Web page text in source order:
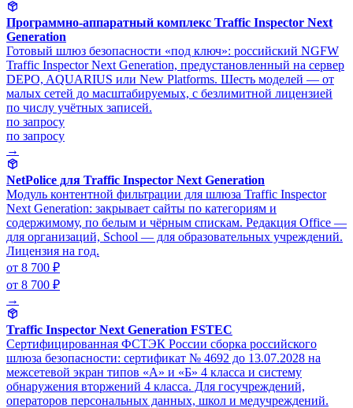
Программно-аппаратный комплекс Traffic Inspector Next
Generation
Готовый шлюз безопасности «под ключ»: российский NGFW
Traffic Inspector Next Generation, предустановленный на сервер
DEPO, AQUARIUS или New Platforms. Шесть моделей — от
малых сетей до масштабируемых, с безлимитной лицензией
по числу учётных записей.
по запросу
по запросу
→
NetPolice для Traffic Inspector Next Generation
Модуль контентной фильтрации для шлюза Traffic Inspector
Next Generation: закрывает сайты по категориям и
содержимому, по белым и чёрным спискам. Редакция Office —
для организаций, School — для образовательных учреждений.
Лицензия на год.
от 8 700 ₽
от 8 700 ₽
→
Traffic Inspector Next Generation FSTEC
Сертифицированная ФСТЭК России сборка российского
шлюза безопасности: сертификат № 4692 до 13.07.2028 на
межсетевой экран типов «А» и «Б» 4 класса и систему
обнаружения вторжений 4 класса. Для госучреждений,
операторов персональных данных, школ и медучреждений.